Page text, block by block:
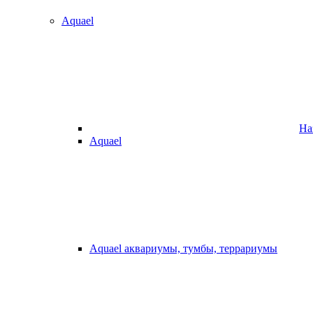
Aquael
Aquael
Aquael аквариумы, тумбы, террариумы